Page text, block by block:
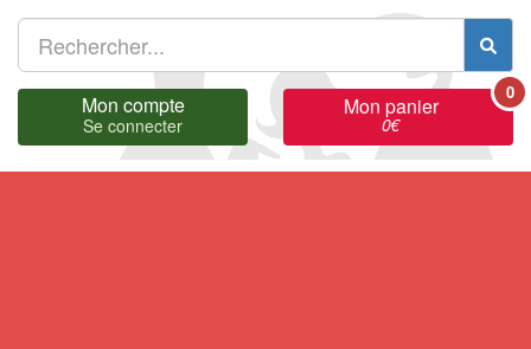
Mon compte
Se connecter
Mon panier
0€
0